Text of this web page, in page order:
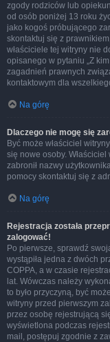
zgody rodziców lub
od osób poniżej 13 roku
jako kogoś próbującego
skontaktuj się z
właściciele tej witryny nie
opisanego w pytaniu „Z
zagadnień prawnych
kontaktowym dla
Na górę
Dlaczego nie mogę się
Być może właściciel
się nowe osoby.
zabronił nazwy
pomocy skontaktuj się z
Na górę
Rejestracja została
zalogować!
Po pierwsze, sprawdź
wystąpiła jedna z dwóch
COPPA, a w czasie
lat. Wówczas należy
to było przyczyną, być
witryny przed pierwszym
przez osobę rejestrującą
wyświetlona podczas
mail, postępuj zgodnie z